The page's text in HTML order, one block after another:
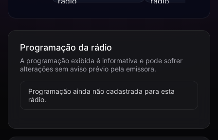
Programação da rádio
A programação exibida é informativa e pode sofrer
alterações sem aviso prévio pela emissora.
Programação ainda não cadastrada para esta
rádio.